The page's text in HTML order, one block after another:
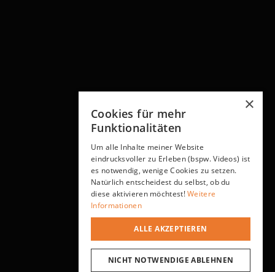
×
Cookies für mehr
Funktionalitäten
Um alle Inhalte meiner Website
eindrucksvoller zu Erleben (bspw. Videos) ist
es notwendig, wenige Cookies zu setzen.
Natürlich entscheidest du selbst, ob du
diese aktivieren möchtest!Weitere
Informationen
ALLE AKZEPTIEREN
NICHT NOTWENDIGE ABLEHNEN